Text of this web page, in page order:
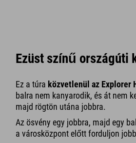
Ezüst színű országúti
Ez a túra közvetlenül az Explorer
balra nem kanyarodik, és át nem
majd rögtön utána jobbra.
Az ösvény egy jobbra, majd egy
a városközpont előtt forduljon